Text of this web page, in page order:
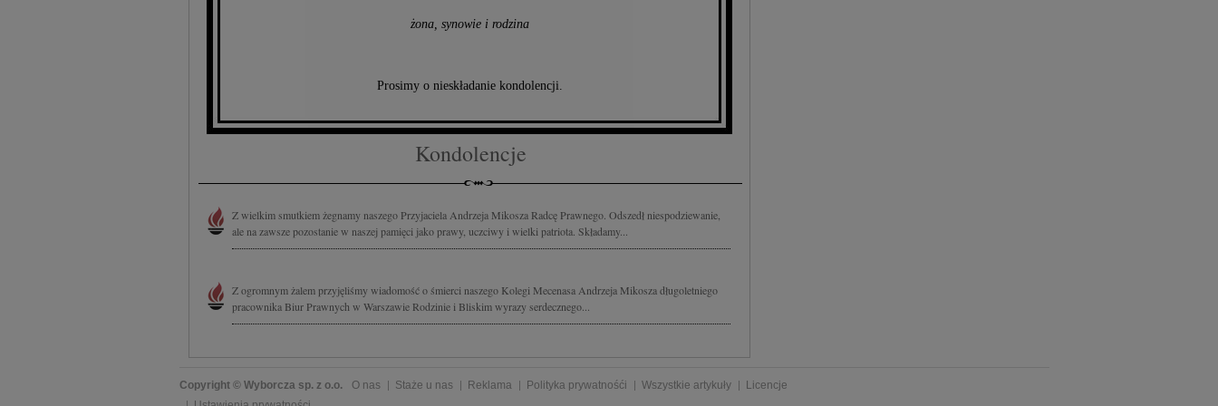
żona, synowie i rodzina
Prosimy o nieskładanie kondolencji.
Kondolencje
Z wielkim smutkiem żegnamy naszego Przyjaciela Andrzeja Mikosza Radcę Prawnego. Odszedł niespodziewanie,
ale na zawsze pozostanie w naszej pamięci jako prawy, uczciwy i wielki patriota. Składamy...
Z ogromnym żalem przyjęliśmy wiadomość o śmierci naszego Kolegi Mecenasa Andrzeja Mikosza długoletniego
pracownika Biur Prawnych w Warszawie Rodzinie i Bliskim wyrazy serdecznego...
Copyright © Wyborcza sp. z o.o. O nas Staże u nas Reklama Polityka prywatnośći Wszystkie artykuły
Licencje